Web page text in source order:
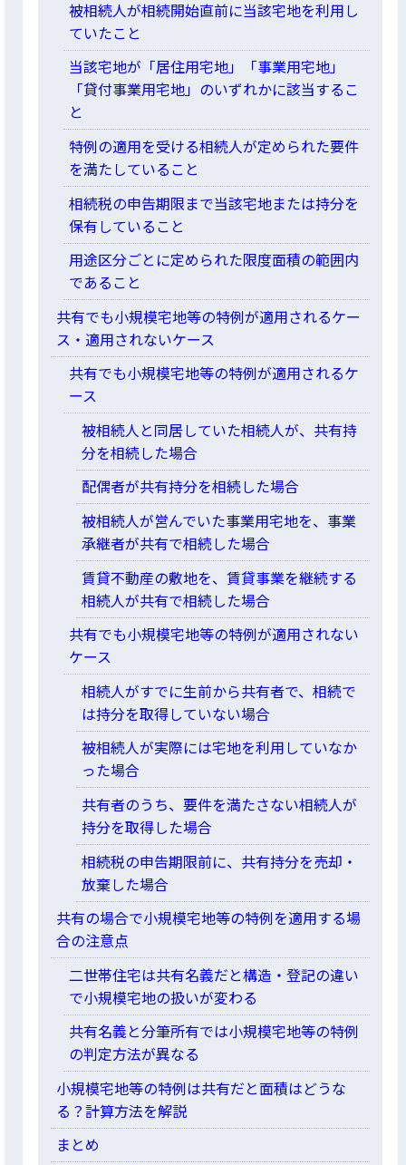
被相続人が相続開始直前に当該宅地を利用し
ていたこと
当該宅地が「居住用宅地」「事業用宅地」
「貸付事業用宅地」のいずれかに該当するこ
と
特例の適用を受ける相続人が定められた要件
を満たしていること
相続税の申告期限まで当該宅地または持分を
保有していること
用途区分ごとに定められた限度面積の範囲内
であること
共有でも小規模宅地等の特例が適用されるケー
ス・適用されないケース
共有でも小規模宅地等の特例が適用されるケ
ース
被相続人と同居していた相続人が、共有持
分を相続した場合
配偶者が共有持分を相続した場合
被相続人が営んでいた事業用宅地を、事業
承継者が共有で相続した場合
賃貸不動産の敷地を、賃貸事業を継続する
相続人が共有で相続した場合
共有でも小規模宅地等の特例が適用されない
ケース
相続人がすでに生前から共有者で、相続で
は持分を取得していない場合
被相続人が実際には宅地を利用していなか
った場合
共有者のうち、要件を満たさない相続人が
持分を取得した場合
相続税の申告期限前に、共有持分を売却・
放棄した場合
共有の場合で小規模宅地等の特例を適用する場
合の注意点
二世帯住宅は共有名義だと構造・登記の違い
で小規模宅地の扱いが変わる
共有名義と分筆所有では小規模宅地等の特例
の判定方法が異なる
小規模宅地等の特例は共有だと面積はどうな
る？計算方法を解説
まとめ